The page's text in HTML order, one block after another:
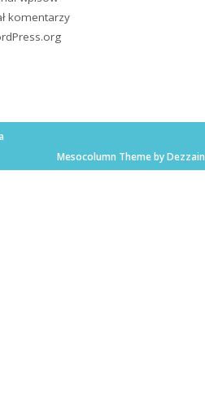
komentarzy
Mesocolumn Theme by Dezzain